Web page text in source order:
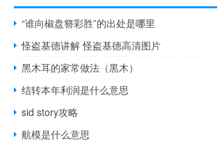
“谁向椒盘簪彩胜”的出处是哪里
怪盗基德讲解 怪盗基德高清图片
黑木耳的家常做法（黒木）
结转本年利润是什么意思
sid story攻略
航模是什么意思